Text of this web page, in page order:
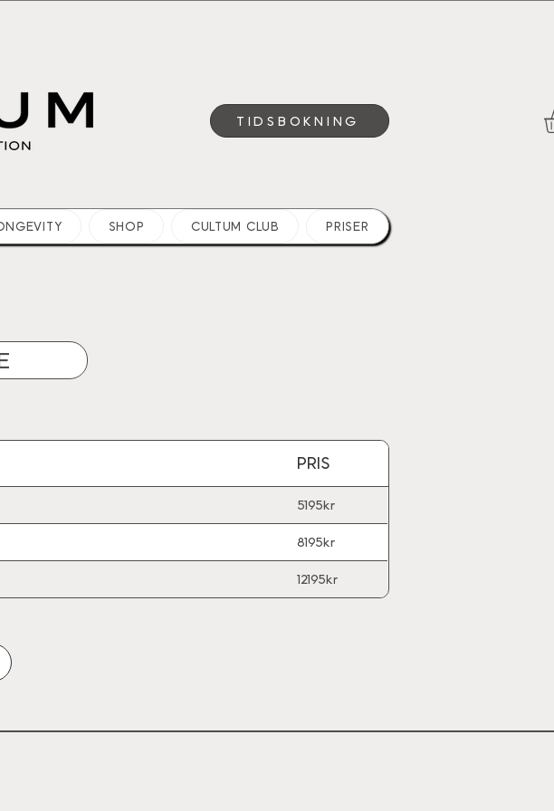
TIDSBOKNING
SHOP CULTUM CLUB PRISER
PRIS
5195kr
8195kr
12195kr